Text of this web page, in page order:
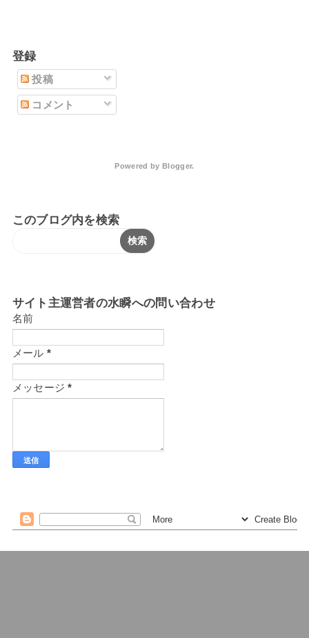
登録
投稿
コメント
Powered by Blogger.
このブログ内を検索
サイト主運営者の水瞬への問い合わせ
名前
メール *
メッセージ*